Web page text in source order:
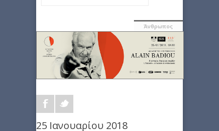
Άνθρωπος
25 Ιανουαρίου 2018